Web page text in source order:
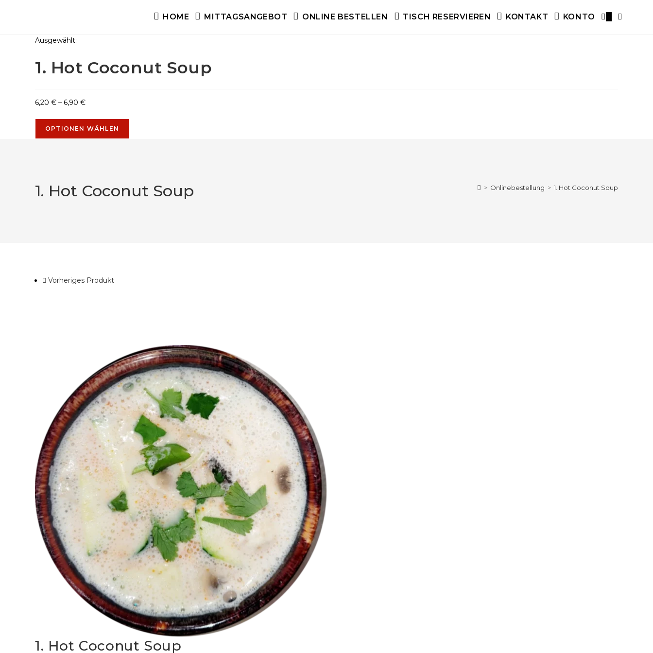
HOME MITTAGSANGEBOT ONLINE BESTELLEN TISCH RESERVIEREN KONTAKT KONTO WEBSITE-
Ausgewählt:
1. Hot Coconut Soup
6,20 € – 6,90 €Preisspanne:
bis
6,90 €
OPTIONEN WÄHLEN
1. Hot Coconut Soup > Onlinebestellung > 1. Hot Coconut Soup
Vorheriges Produkt
1. Hot Coconut Soup